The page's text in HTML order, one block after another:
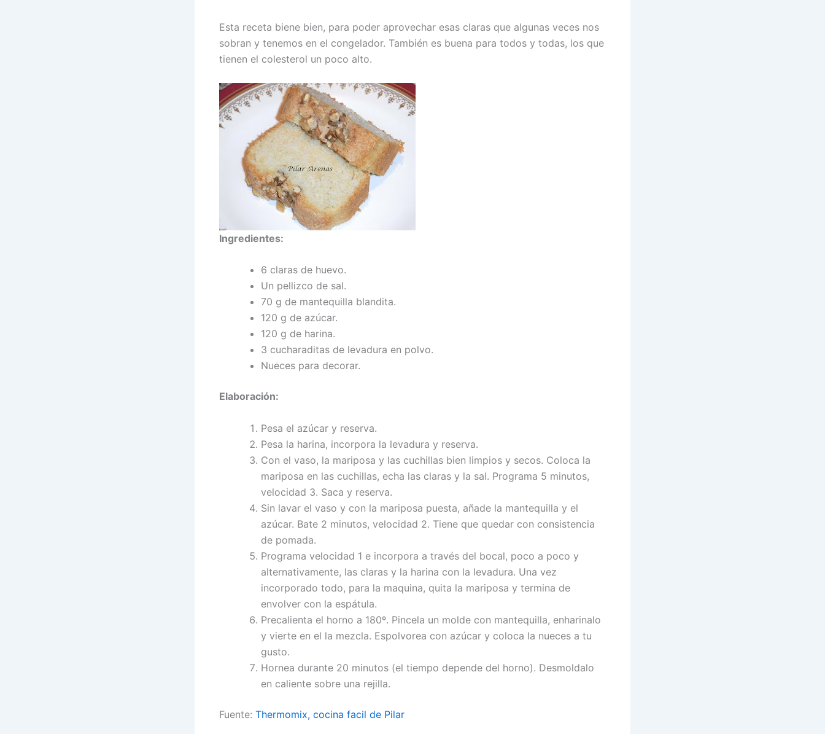
Esta receta biene bien, para poder aprovechar esas claras que algunas veces nos
sobran y tenemos en el congelador. También es buena para todos y todas, los que
tienen el colesterol un poco alto.
Ingredientes:
6 claras de huevo.
Un pellizco de sal.
70 g de mantequilla blandita.
120 g de azúcar.
120 g de harina.
3 cucharaditas de levadura en polvo.
Nueces para decorar.
Elaboración:
Pesa el azúcar y reserva.
Pesa la harina, incorpora la levadura y reserva.
Con el vaso, la mariposa y las cuchillas bien limpios y secos. Coloca la
mariposa en las cuchillas, echa las claras y la sal. Programa 5 minutos,
velocidad 3. Saca y reserva.
Sin lavar el vaso y con la mariposa puesta, añade la mantequilla y el
azúcar. Bate 2 minutos, velocidad 2. Tiene que quedar con consistencia
de pomada.
Programa velocidad 1 e incorpora a través del bocal, poco a poco y
alternativamente, las claras y la harina con la levadura. Una vez
incorporado todo, para la maquina, quita la mariposa y termina de
envolver con la espátula.
Precalienta el horno a 180º. Pincela un molde con mantequilla, enharinalo
y vierte en el la mezcla. Espolvorea con azúcar y coloca la nueces a tu
gusto.
Hornea durante 20 minutos (el tiempo depende del horno). Desmoldalo
en caliente sobre una rejilla.
Fuente: Thermomix, cocina facil de Pilar